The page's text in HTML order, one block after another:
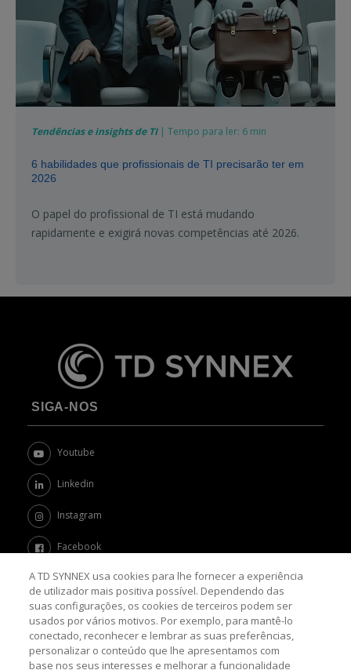
Tendências e insights de TI| Tempo para ler: 6 min
6 habilidades que profissionais de TI precisarão ter em
2026
O papel do profissional de TI está mudando
rapidamente e exigirá novas competências até 2026.
SIGA-NOS
Youtube
Linkedin
Instagram
Facebook
Twitter
Channel Academy
SOBRE O BLOG
A TD SYNNEX usa cookies para lhe fornecer a experiência
de utilizador mais positiva possível. Dependendo das
suas configurações, os cookies de terceiros podem ser
usados por vários motivos. Por exemplo, para mantê-lo
conectado, reconhecer e lembrar as suas preferências,
personalizar o conteúdo que lhe apresentamos com
base nos seus interesses e melhorar a funcionalidade